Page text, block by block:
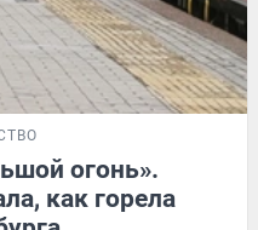
огонь».
как горела